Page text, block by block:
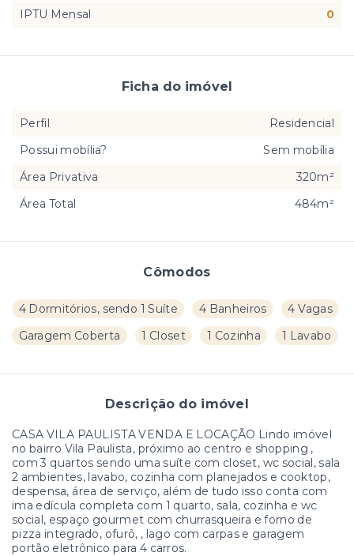
Cômodos
4 Dormitórios, sendo 1 Suíte 4 Banheiros
4 Vagas
Garagem Coberta
1 Closet 1 Cozinha 1 Lavabo
Descrição do imóvel
CASA VILA PAULISTA VENDA E LOCAÇÃO Lindo imóvel
no bairro Vila Paulista, próximo ao centro e shopping ,
com 3 quartos sendo uma suíte com closet, wc social, sala
2 ambientes, lavabo, cozinha com planejados e cooktop,
despensa, área de serviço, além de tudo isso conta com
ima edícula completa com 1 quarto, sala, cozinha e wc
social, espaço gourmet com churrasqueira e forno de
pizza integrado, ofurô, , lago com carpas e garagem
portão eletrônico para 4 carros.
IPTU Mensal 0
Ficha do imóvel
Perfil
Residencial
Possui mobília?
Sem mobília
Área Privativa
320m²
Área Total
484m²